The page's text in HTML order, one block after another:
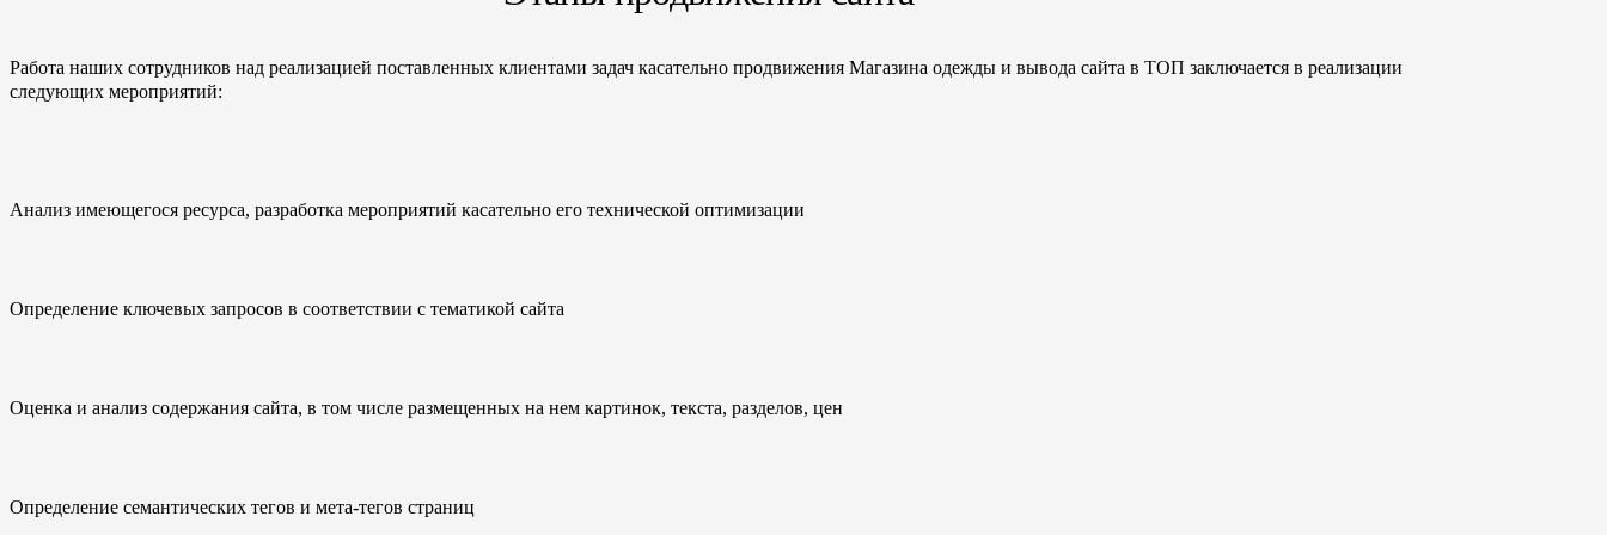
Работа наших сотрудников над реализацией поставленных клиентами задач касательно продвижения Магазина одежды и вывода сайта в ТОП заключается в реализации
следующих мероприятий:
Анализ имеющегося ресурса, разработка мероприятий касательно его технической оптимизации
Определение ключевых запросов в соответствии с тематикой сайта
Оценка и анализ содержания сайта, в том числе размещенных на нем картинок, текста, разделов, цен
Определение семантических тегов и мета-тегов страниц